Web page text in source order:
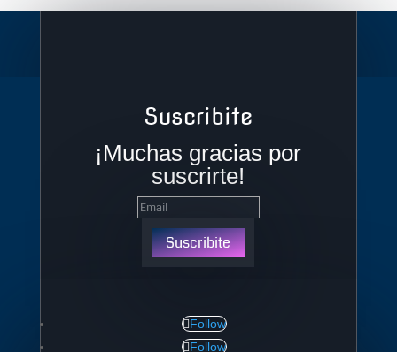
Suscribite
¡Muchas gracias por
suscrirte!
Suscribite
Follow
Follow